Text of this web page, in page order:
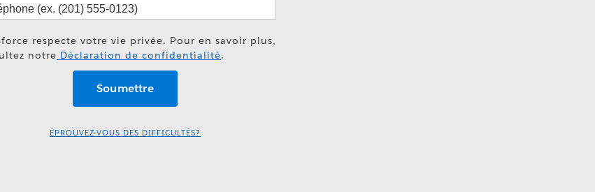
respecte votre vie privée. Pour en savoir plus,
notre Déclaration de confidentialité.
ÉPROUVEZ-VOUS DES DIFFICULTÉS?